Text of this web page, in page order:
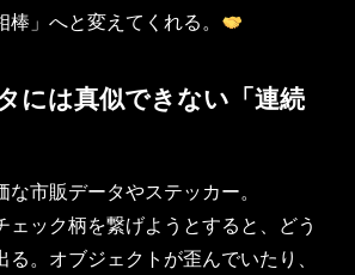
」へと変えてくれる。
には真似できない「連続
な市販データやステッカー。
ェック柄を繋げようとすると、どう
る。オブジェクトが歪んでいたり、